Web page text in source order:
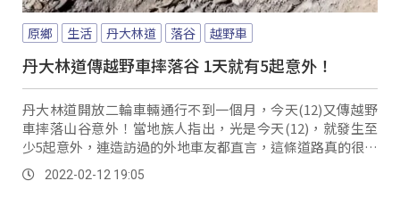
原鄉 生活 丹大林道 落谷 越野車
丹大林道傳越野車摔落谷 1天就有5起意外！
丹大林道開放二輪車輛通行不到一個月，今天(12)又傳越野
車摔落山谷意外！當地族人指出，光是今天(12)，就發生至
少5起意外，連造訪過的外地車友都直言，這條道路真的很危
險，當地人呼籲，丹大林道多屬崩塌地...。
2022-02-12 19:05